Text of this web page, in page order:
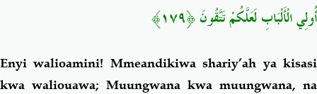
أُولِي الْأَلْبَابِ لَعَلَّكُمْ تَتَّقُونَ ﴿١٧٩﴾
Enyi walioamini! Mmeandikiwa shariy’ah ya kisasi
kwa waliouawa; Muungwana kwa muungwana, na